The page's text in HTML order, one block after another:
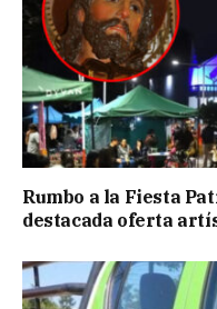
Rumbo a la Fiesta
destacada oferta